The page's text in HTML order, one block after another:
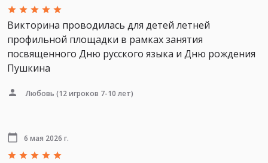
Викторина проводилась для детей летней
профильной площадки в рамках занятия
посвященного Дню русского языка и Дню рождения
Пушкина
Любовь (12 игроков 7-10 лет)
6 мая 2026 г.